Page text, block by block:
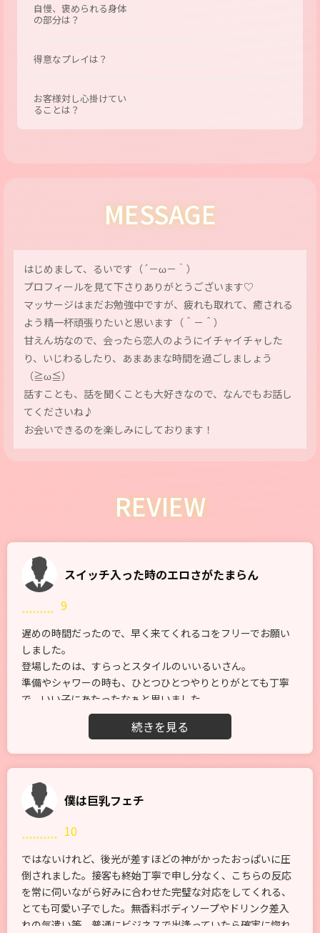
自慢、褒められる身体
の部分は？
得意なプレイは？
お客様対し心掛けてい
ることは？
MESSAGE
はじめまして、るいです（´－ω－｀）
プロフィールを見て下さりありがとうございます♡
マッサージはまだお勉強中ですが、疲れも取れて、癒される
よう精一杯頑張りたいと思います（＾－＾）
甘えん坊なので、会ったら恋人のようにイチャイチャした
り、いじわるしたり、あまあまな時間を過ごしましょう
（≧ω≦）
話すことも、話を聞くことも大好きなので、なんでもお話し
てくださいね♪
お会いできるのを楽しみにしております！
REVIEW
スイッチ入った時のエロさがたまらん
9
遅めの時間だったので、早く来てくれるコをフリーでお願い
しました。
登場したのは、すらっとスタイルのいいるいさん。
準備やシャワーの時も、ひとつひとつやりとりがとても丁寧
で、いい子にあたったなぁと思いました。
マッサージがはじまると、触れる肌がとても質感良く柔らか
くて、癒されつつも徐々に興奮度が…。
回春がはじまると、それまでの印象からがらっと変わり、ス
イッチが入ったようにエロいお姉さんモードに。
こちらもすっかり興奮して、最後はるいさんの手玉に取られ
たように気持ちよく果てました。
経験浅いと言ってましたが、全くそうは感じさせない手技と
また会えたらいいな。
僕は巨乳フェチ
10
ではないけれど、後光が差すほどの神がかったおっぱいに圧
倒されました。接客も終始丁寧で申し分なく、こちらの反応
を常に伺いながら好みに合わせた完璧な対応をしてくれる、
とても可愛い子でした。無香料ボディソープやドリンク差入
れの気遣い等、普通にビジネスで出逢っていたら確実に惚れ